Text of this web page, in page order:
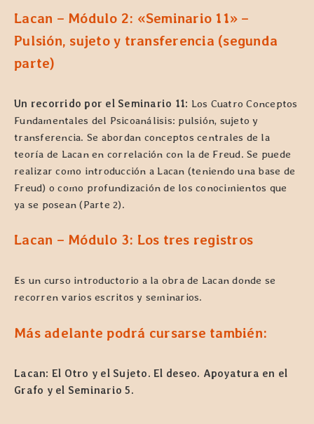
Lacan – Módulo 2: «Seminario 11» –
Pulsión, sujeto y transferencia (segunda
parte)
Un recorrido por el Seminario 11: Los Cuatro Conceptos
Fundamentales del Psicoanálisis: pulsión, sujeto y
transferencia. Se abordan conceptos centrales de la
teoría de Lacan en correlación con la de Freud. Se puede
realizar como introducción a Lacan (teniendo una base de
Freud) o como profundización de los conocimientos que
ya se posean (Parte 2).
Lacan – Módulo 3: Los tres registros
Es un curso introductorio a la obra de Lacan donde se
recorren varios escritos y seminarios.
Más adelante podrá cursarse también:
Lacan: El Otro y el Sujeto. El deseo. Apoyatura en el
Grafo y el Seminario 5.